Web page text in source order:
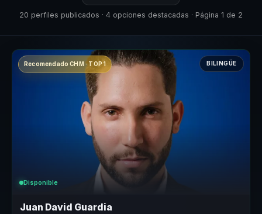
20 perfiles publicados · 4 opciones destacadas · Página 1 de 2
Recomendado CHM · TOP 1 BILINGÜE
Disponible
Juan David Guardia